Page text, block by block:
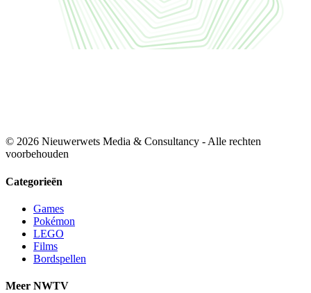
© 2026 Nieuwerwets Media & Consultancy - Alle rechten
voorbehouden
Categorieën
Games
Pokémon
LEGO
Films
Bordspellen
Meer NWTV